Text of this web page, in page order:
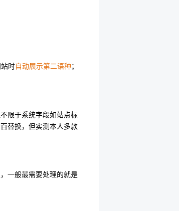
时自动展示第二语种；
限于系统字段如站点标
替换，但实测本人多款
一般最需要处理的就是